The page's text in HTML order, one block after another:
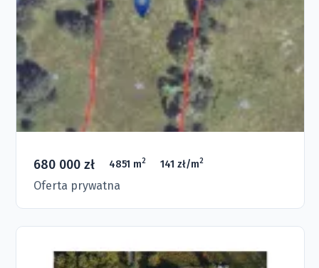
680 000 zł 4851 m2 141 zł/m2
Oferta prywatna